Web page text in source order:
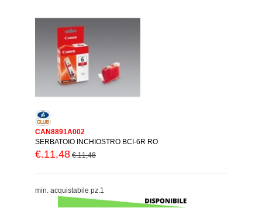
CAN8891A002
SERBATOIO INCHIOSTRO BCI-6R RO
€.11,48 €.11,48
min. acquistabile pz.1